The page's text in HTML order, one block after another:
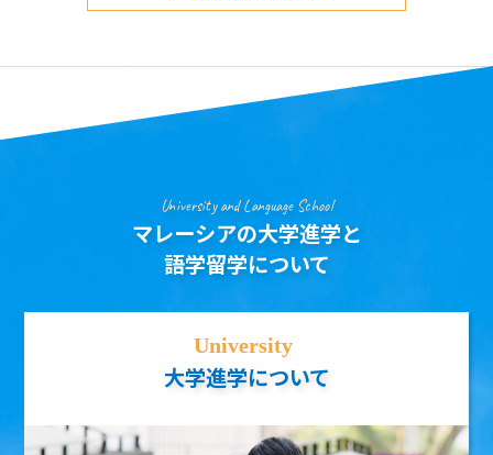
University and Language School
マレーシアの大学進学と
語学留学について
大学進学について